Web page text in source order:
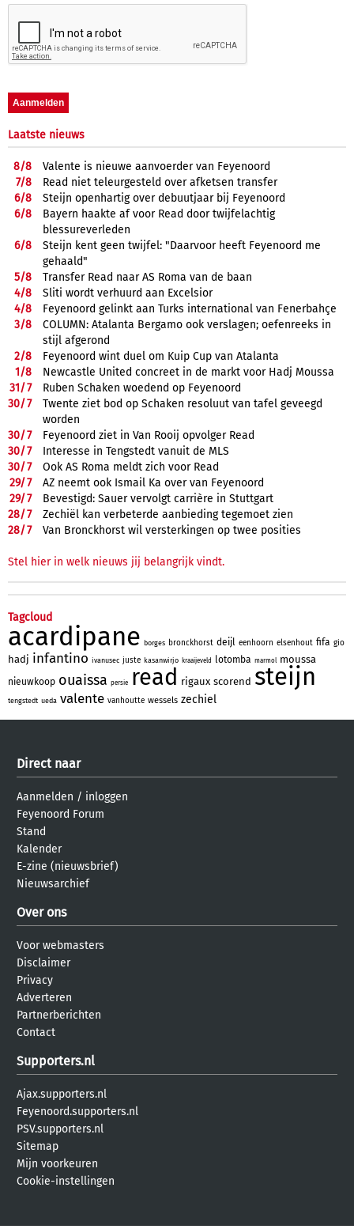
Laatste nieuws
8/8
Valente is nieuwe aanvoerder van Feyenoord
7/8
Read niet teleurgesteld over afketsen transfer
6/8
Steijn openhartig over debuutjaar bij Feyenoord
6/8
Bayern haakte af voor Read door twijfelachtig
blessureverleden
6/8
Steijn kent geen twijfel: "Daarvoor heeft Feyenoord me
gehaald"
5/8
Transfer Read naar AS Roma van de baan
4/8
Sliti wordt verhuurd aan Excelsior
4/8
Feyenoord gelinkt aan Turks international van Fenerbahçe
3/8
COLUMN: Atalanta Bergamo ook verslagen; oefenreeks in
stijl afgerond
2/8
Feyenoord wint duel om Kuip Cup van Atalanta
1/8
Newcastle United concreet in de markt voor Hadj Moussa
31/7
Ruben Schaken woedend op Feyenoord
30/7
Twente ziet bod op Schaken resoluut van tafel geveegd
worden
30/7
Feyenoord ziet in Van Rooij opvolger Read
30/7
Interesse in Tengstedt vanuit de MLS
30/7
Ook AS Roma meldt zich voor Read
29/7
AZ neemt ook Ismail Ka over van Feyenoord
29/7
Bevestigd: Sauer vervolgt carrière in Stuttgart
28/7
Zechiël kan verbeterde aanbieding tegemoet zien
28/7 Van Bronckhorst wil versterkingen op twee posities
Stel hier in welk nieuws jij belangrijk vindt.
Tagcloud
acardipane borges bronckhorst deijl eenhoorn elsenhout fifa gio
hadj infantino ivanusec juste kasanwirjo kraaijeveld lotomba marmol moussa
nieuwkoop ouaissa persie read rigaux scorend steijn
tengstedt ueda valente vanhoutte wessels zechiel
Direct naar
Aanmelden / inloggen
Feyenoord Forum
Stand
Kalender
E-zine (nieuwsbrief)
Nieuwsarchief
Over ons
Voor webmasters
Disclaimer
Privacy
Adverteren
Partnerberichten
Contact
Supporters.nl
Ajax.supporters.nl
Feyenoord.supporters.nl
PSV.supporters.nl
Sitemap
Mijn voorkeuren
Cookie-instellingen